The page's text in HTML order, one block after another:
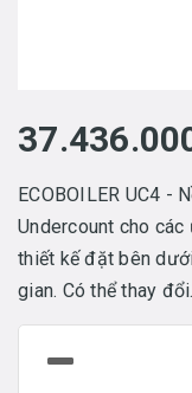
ECOBOILER UC4 -
Undercount cho
thiết kế đặt bên
gian. Có thể thay